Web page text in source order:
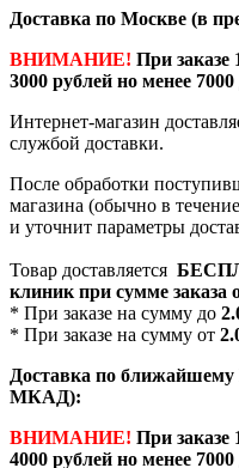
Доставка по Москве (в
ВНИМАНИЕ! При заказе
3000 рублей но менее
Интернет-магазин
службой доставки.
После обработки
магазина (обычно в
и уточнит параметры
Товар доставляется
клиник при сумме заказа
* При заказе на сумму до
* При заказе на сумму от
Доставка по
МКАД):
ВНИМАНИЕ! При заказе
4000 рублей но менее